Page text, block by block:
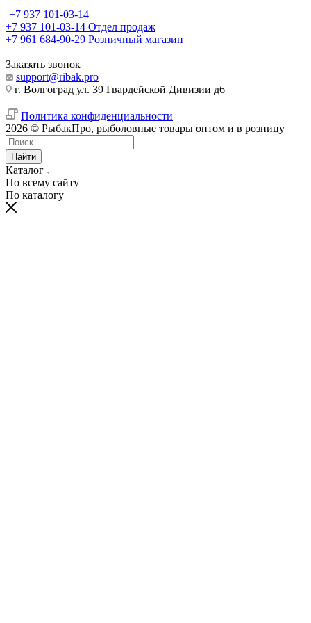
+7 937 101-03-14
+7 937 101-03-14 Отдел продаж
+7 961 684-90-29 Розничный магазин
Заказать звонок
support@ribak.pro
г. Волгоград ул. 39 Гвардейской Дивизии д6
Политика конфиденциальности
2026 © РыбакПро, рыболовные товары оптом и в розницу
Найти
Каталог
По всему сайту
По каталогу